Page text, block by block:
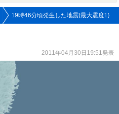
19時46分頃発生した地震(最大震度1)
2011年04月30日19:51発表